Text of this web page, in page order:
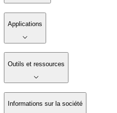
Applications
Outils et ressources
Informations sur la société